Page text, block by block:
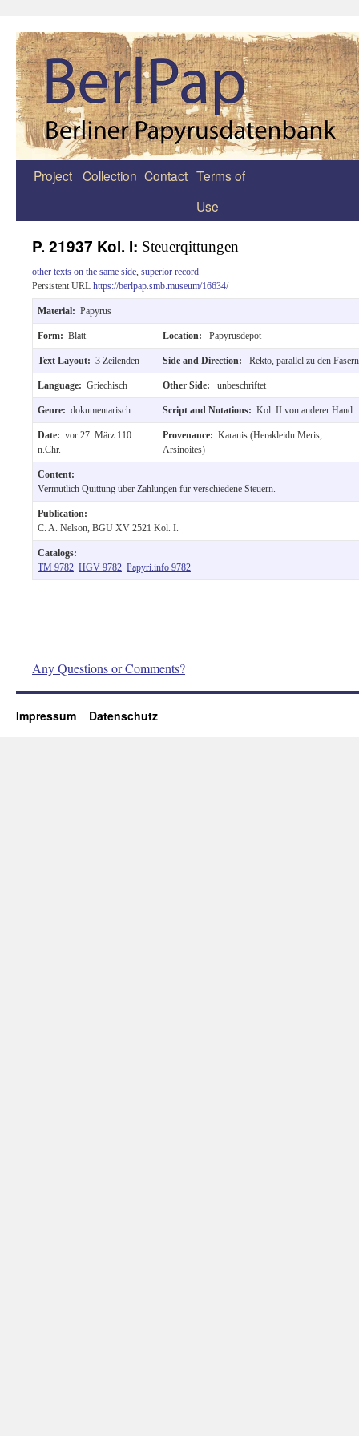
Zum
Project Collection Contact Terms of
Use
P. 21937 Kol. I: Steuerqittungen
other texts on the same side superior record
Persistent URL https://berlpap.smb.museum/16634/
Material: Papyrus
Form: Blatt Location: Papyrusdepot
Text Layout: 3 Zeilenden Side and Direction: Rekto, parallel zu den Fasern
Language: Griechisch Other Side: unbeschriftet
Genre: dokumentarisch Script and Notations: Kol. II von anderer Hand
Date: vor 27. März 110
n.Chr.
Provenance: Karanis (Herakleidu Meris,
Arsinoites)
Content:
Vermutlich Quittung über Zahlungen für verschiedene Steuern.
Publication:
C. A. Nelson, BGU XV 2521 Kol. I.
Catalogs:
TM 9782 HGV 9782 Papyri.info 9782
Any Questions or Comments?
Impressum Datenschutz